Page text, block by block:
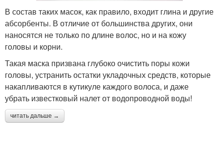
В состав таких масок, как правило, входит глина и другие
абсорбенты. В отличие от большинства других, они
наносятся не только по длине волос, но и на кожу
головы и корни.
Такая маска призвана глубоко очистить поры кожи
головы, устранить остатки укладочных средств, которые
накапливаются в кутикуле каждого волоса, и даже
убрать известковый налет от водопроводной воды!
читать дальше →